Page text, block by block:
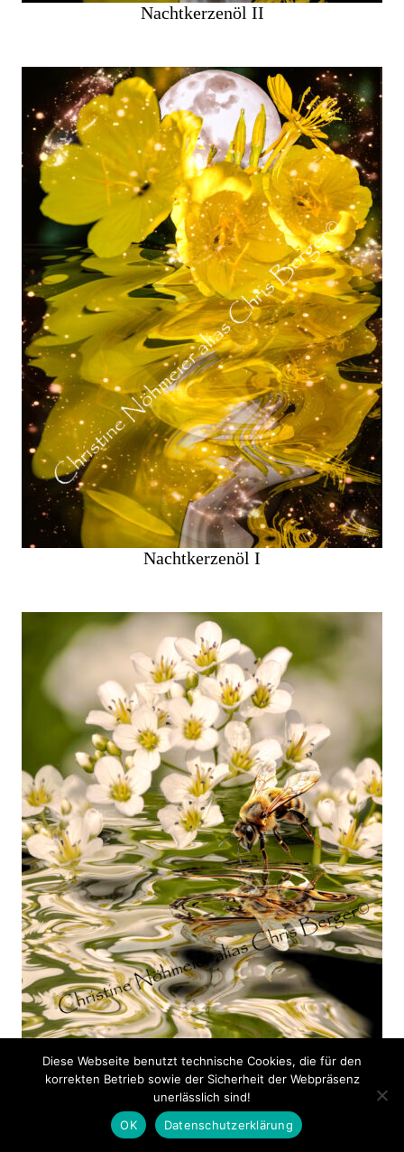
Nachtkerzenöl II
Nachtkerzenöl I
Brunnenkresseöl mit Biene
Diese Webseite benutzt technische Cookies, die für den
korrekten Betrieb sowie der Sicherheit der Webpräsenz
unerlässlich sind!
OK
Datenschutzerklärung